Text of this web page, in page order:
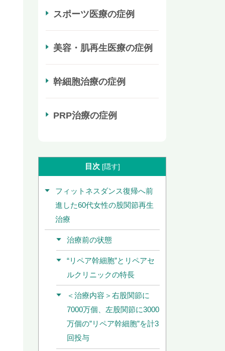
スポーツ医療の症例
美容・肌再生医療の症例
幹細胞治療の症例
PRP治療の症例
目次 [隠す]
フィットネスダンス復帰へ前
進した60代女性の股関節再生
治療
治療前の状態
“リペア幹細胞”とリペアセ
ルクリニックの特長
＜治療内容＞右股関節に
7000万個、左股関節に3000
万個の”リペア幹細胞”を計3
回投与